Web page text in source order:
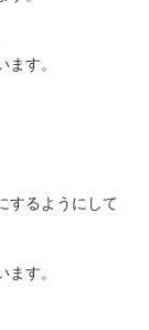
す。
するようにして
す。